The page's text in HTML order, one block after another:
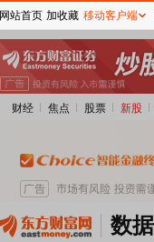
财经 焦点 股票 新股
数
网站首页 加收藏 移动客户端